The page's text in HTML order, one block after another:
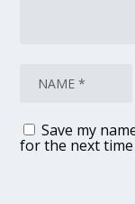
Save my
for the next time